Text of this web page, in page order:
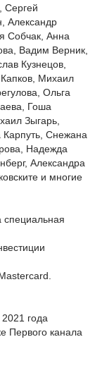
Сергей
Александр
Собчак, Анна
Вадим Верник,
Кузнецов,
Михаил
Ольга
Гоша
Зыгарь,
Снежана
Надежда
Александра
и многие
специальная
года
Первого канала